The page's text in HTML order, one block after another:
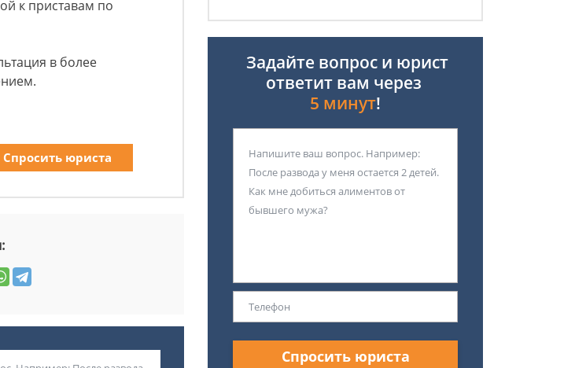
к приставам по
в более
Спросить юриста
Задайте вопрос и юрист
ответит вам через
5 минут!
Спросить юриста